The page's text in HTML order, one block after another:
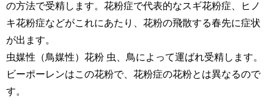
の方法で受精します。花粉症で代表的なスギ花粉症、ヒノ
キ花粉症などがこれにあたり、花粉の飛散する春先に症状
が出ます。
虫媒性（鳥媒性）花粉 虫、鳥によって運ばれ受精します。
ビーポーレンはこの花粉で、花粉症の花粉とは異なるので
す。